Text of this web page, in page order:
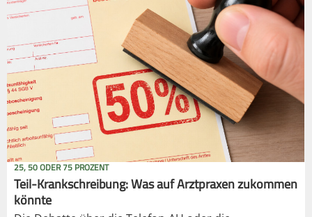
25, 50 ODER 75 PROZENT
Teil-Krankschreibung: Was auf Arztpraxen zukommen
könnte